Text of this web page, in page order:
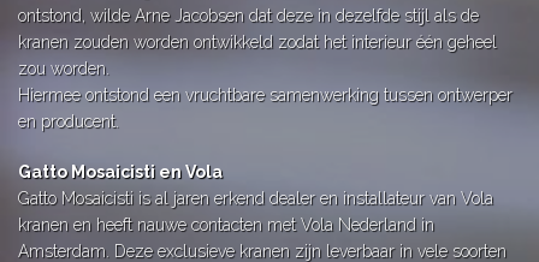
ontstond, wilde Arne Jacobsen dat deze in dezelfde stijl als de
kranen zouden worden ontwikkeld zodat het interieur één geheel
zou worden.
Hiermee ontstond een vruchtbare samenwerking tussen ontwerper
en producent.
Gatto Mosaicisti en Vola
Gatto Mosaicisti is al jaren erkend dealer en installateur van Vola
kranen en heeft nauwe contacten met Vola Nederland in
Amsterdam. Deze exclusieve kranen zijn leverbaar in vele soorten